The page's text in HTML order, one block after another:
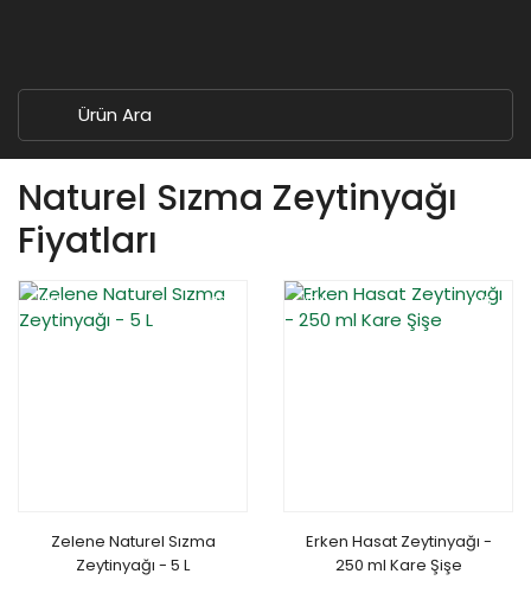
Naturel Sızma Zeytinyağı
Fiyatları
YENİ %12
Zelene Naturel Sızma
Zeytinyağı - 5 L
YENİ %15
Erken Hasat Zeytinyağı -
250 ml Kare Şişe